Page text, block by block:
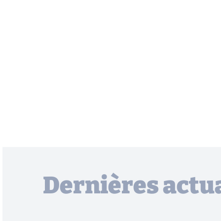
Dernières